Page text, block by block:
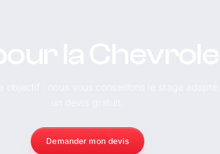
Demander mon devis